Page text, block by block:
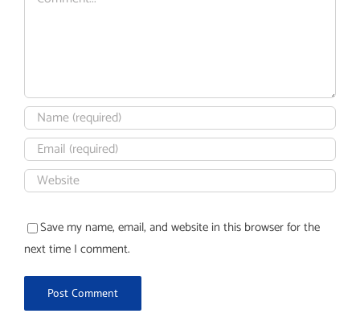
Save my name, email, and website in this browser for the
next time I comment.